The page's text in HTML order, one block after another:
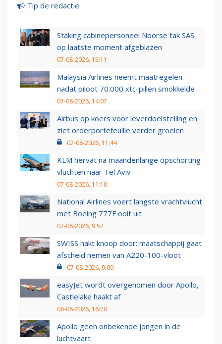
Tip de redactie
Staking cabinepersoneel Noorse tak SAS
op laatste moment afgeblazen
07-08-2026, 15:11
Malaysia Airlines neemt maatregelen
nadat piloot 70.000 xtc-pillen smokkelde
07-08-2026, 14:07
Airbus op koers voor leverdoelstelling en
ziet orderportefeuille verder groeien
07-08-2026, 11:44
KLM hervat na maandenlange opschorting
vluchten naar Tel Aviv
07-08-2026, 11:10
National Airlines voert langste vrachtvlucht
met Boeing 777F ooit uit
07-08-2026, 9:52
SWISS hakt knoop door: maatschappij gaat
afscheid nemen van A220-100-vloot
07-08-2026, 9:09
easyJet wordt overgenomen door Apollo,
Castlelake haakt af
06-08-2026, 16:20
Apollo geen onbekende jongen in de
luchtvaart